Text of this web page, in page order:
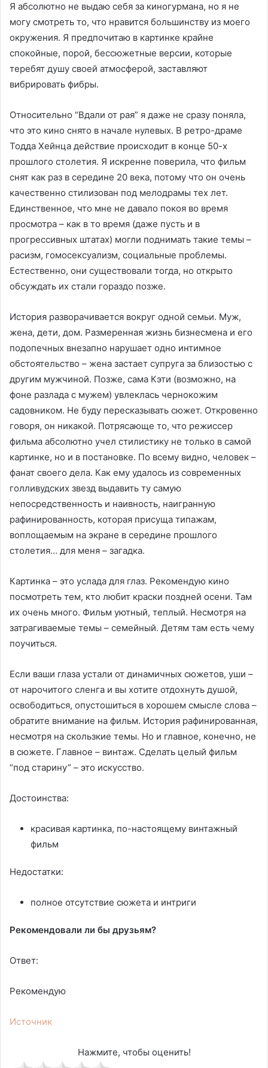
Я абсолютно не выдаю себя за киногурмана, но я не
могу смотреть то, что нравится большинству из моего
окружения. Я предпочитаю в картинке крайне
спокойные, порой, бессюжетные версии, которые
теребят душу своей атмосферой, заставляют
вибрировать фибры.
Относительно “Вдали от рая” я даже не сразу поняла,
что это кино снято в начале нулевых. В ретро-драме
Тодда Хейнца действие происходит в конце 50-х
прошлого столетия. Я искренне поверила, что фильм
снят как раз в середине 20 века, потому что он очень
качественно стилизован под мелодрамы тех лет.
Единственное, что мне не давало покоя во время
просмотра – как в то время (даже пусть и в
прогрессивных штатах) могли поднимать такие темы –
расизм, гомосексуализм, социальные проблемы.
Естественно, они существовали тогда, но открыто
обсуждать их стали гораздо позже.
История разворачивается вокруг одной семьи. Муж,
жена, дети, дом. Размеренная жизнь бизнесмена и его
подопечных внезапно нарушает одно интимное
обстоятельство – жена застает супруга за близостью с
другим мужчиной. Позже, сама Кэти (возможно, на
фоне разлада с мужем) увлеклась чернокожим
садовником. Не буду пересказывать сюжет. Откровенно
говоря, он никакой. Потрясающе то, что режиссер
фильма абсолютно учел стилистику не только в самой
картинке, но и в постановке. По всему видно, человек –
фанат своего дела. Как ему удалось из современных
голливудских звезд выдавить ту самую
непосредственность и наивность, наигранную
рафинированность, которая присуща типажам,
воплощаемым на экране в середине прошлого
столетия… для меня – загадка.
Картинка – это услада для глаз. Рекомендую кино
посмотреть тем, кто любит краски поздней осени. Там
их очень много. Фильм уютный, теплый. Несмотря на
затрагиваемые темы – семейный. Детям там есть чему
поучиться.
Если ваши глаза устали от динамичных сюжетов, уши –
от нарочитого сленга и вы хотите отдохнуть душой,
освободиться, опустошиться в хорошем смысле слова –
обратите внимание на фильм. История рафинированная,
несмотря на скользкие темы. Но и главное, конечно, не
в сюжете. Главное – винтаж. Сделать целый фильм
“под старину” – это искусство.
Достоинства:
красивая картинка, по-настоящему винтажный
фильм
Недостатки:
полное отсутствие сюжета и интриги
Рекомендовали ли бы друзьям?
Ответ:
Рекомендую
Источник
Нажмите, чтобы оценить!